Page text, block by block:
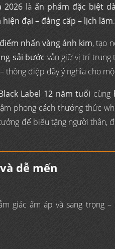
2026là ấn phẩm đặc biệt
hiện đại – đẳng cấp – lịch lãm.
nhấn vàng ánh kim, tạo
sải bước vẫn giữ vị trí trung
thông điệp đầy ý nghĩa cho
Label 12 năm tuổi cùng
phong cách thưởng thức
để biếu tặng người thân,
dễ mến
giác ấm áp và sang trọng